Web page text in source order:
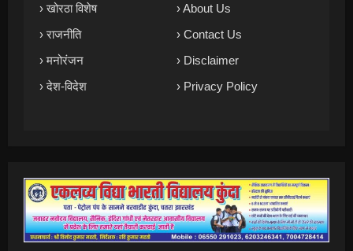
› खोरठा विशेष
› राजनीति
› मनोरंजन
› देश-विदेश
› About Us
› Contact Us
› Disclaimer
› Privacy Policy